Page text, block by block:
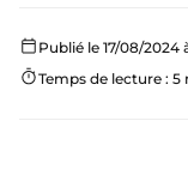
Publié le 17/08/2024
Temps de lecture : 5